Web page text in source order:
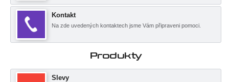
Kontakt
Na zde uvedených kontaktech jsme Vám připraveni pomoci.
Produkty
Slevy